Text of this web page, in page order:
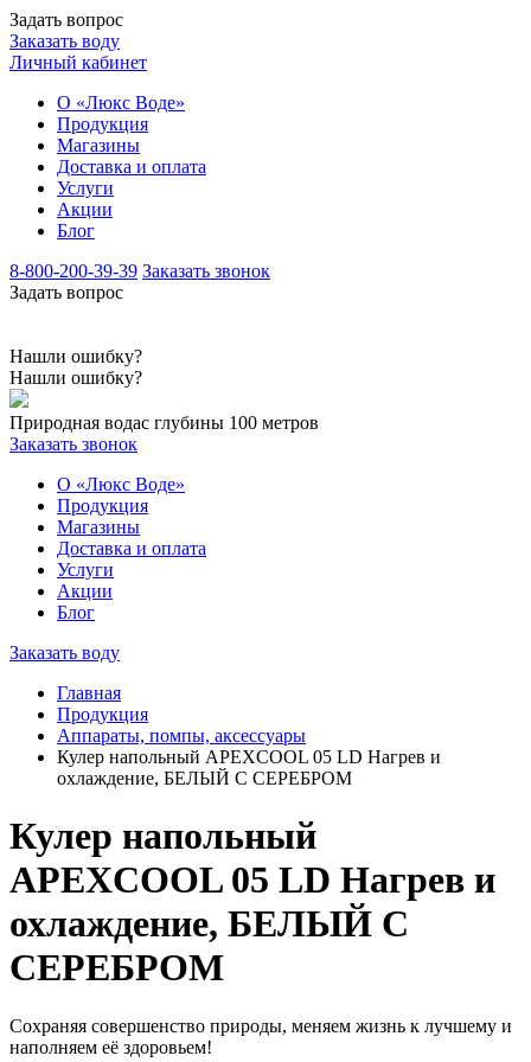
Задать вопрос
Заказать воду
Личный кабинет
О «Люкс Воде»
Продукция
Магазины
Доставка и оплата
Услуги
Акции
Блог
8-800-200-39-39 Заказать звонок
Задать вопрос
Нашли ошибку?
Нашли ошибку?
Природная водас глубины 100 метров
Заказать звонок
О «Люкс Воде»
Продукция
Магазины
Доставка и оплата
Услуги
Акции
Блог
Заказать воду
Главная
Продукция
Аппараты, помпы, аксессуары
Кулер напольный APEXCOOL 05 LD Нагрев и
охлаждение, БЕЛЫЙ С СЕРЕБРОМ
Кулер напольный
APEXCOOL 05 LD Нагрев и
охлаждение, БЕЛЫЙ С
СЕРЕБРОМ
Сохраняя совершенство природы, меняем жизнь к лучшему и
наполняем её здоровьем!